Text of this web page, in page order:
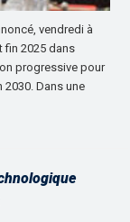
vendredi à
fin 2025 dans
progressive pour
2030. Dans une